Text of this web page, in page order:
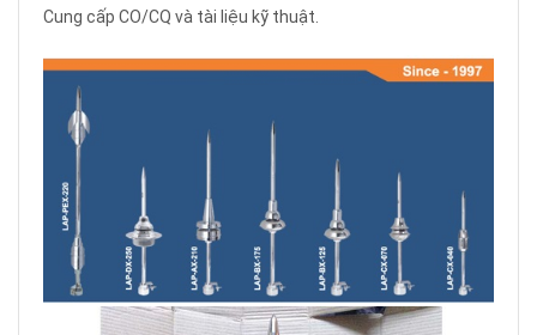
Cung cấp CO/CQ và tài liệu kỹ thuật.